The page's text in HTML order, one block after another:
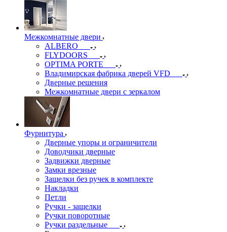
Межкомнатные двери
ALBERO
FLYDOORS
OPTIMA PORTE
Владимирская фабрика дверей VFD
Дверные решения
Межкомнатные двери c зеркалом
Фурнитура
Дверные упоры и ограничители
Доводчики дверные
Задвижки дверные
Замки врезные
Защелки без ручек в комплекте
Накладки
Петли
Ручки - защелки
Ручки поворотные
Ручки раздельные